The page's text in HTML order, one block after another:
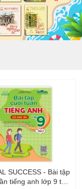
SUCCESS - Bài tập
tiếng anh lớp 9 tập